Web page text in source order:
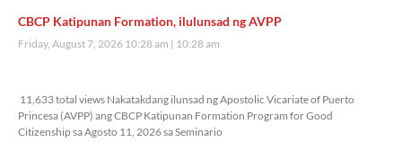
CBCP Katipunan Formation, ilulunsad ng AVPP
Friday, August 7, 2026 10:28 am 10:28 am
11,633 total views Nakatakdang ilunsad ng Apostolic Vicariate of Puerto
Princesa (AVPP) ang CBCP Katipunan Formation Program for Good
Citizenship sa Agosto 11, 2026 sa Seminario